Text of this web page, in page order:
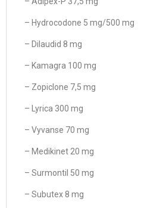
– Hydrocodone 5 mg/500 mg
– Dilaudid 8 mg
– Kamagra 100 mg
– Zopiclone 7,5 mg
– Lyrica 300 mg
– Vyvanse 70 mg
– Medikinet 20 mg
– Surmontil 50 mg
– Subutex 8 mg